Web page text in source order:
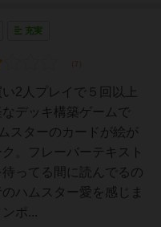
充実
2人プレイで５回以上
デッキ構築ゲームで
スターのカードが絵が
。フレーバーテキスト
ってる間に読んでるの
ハムスター愛を感じま
ポ...